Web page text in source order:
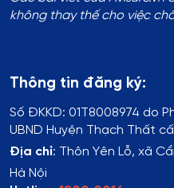
không thay thế cho việc
Thông tin đăng ký:
Số ĐKKD: 01T8008974 do
UBND Huyện Thạch Thất
Địa chỉ: Thôn Yên Lỗ, xã
Hà Nội